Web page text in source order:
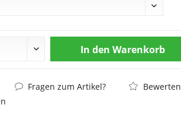
In den Warenkorb
Fragen zum Artikel?
Bewerten